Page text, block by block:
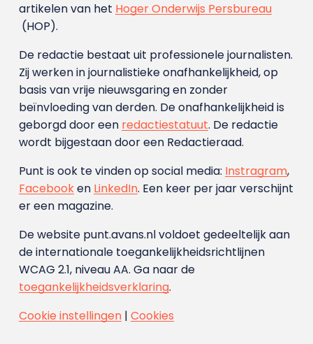
artikelen van het Hoger Onderwijs Persbureau
(HOP).
De redactie bestaat uit professionele journalisten.
Zij werken in journalistieke onafhankelijkheid, op
basis van vrije nieuwsgaring en zonder
beïnvloeding van derden. De onafhankelijkheid is
geborgd door een redactiestatuut. De redactie
wordt bijgestaan door een Redactieraad.
Punt is ook te vinden op social media: Instragram,
Facebooken LinkedIn. Een keer per jaar verschijnt
er een magazine.
De website punt.avans.nl voldoet gedeeltelijk aan
de internationale toegankelijkheidsrichtlijnen
WCAG 2.1, niveau AA. Ga naar de
toegankelijkheidsverklaring.
Cookie instellingen| Cookies